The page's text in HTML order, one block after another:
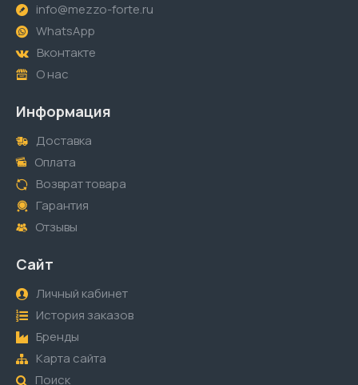
info@mezzo-forte.ru
WhatsApp
Вконтакте
О нас
Информация
Доставка
Оплата
Возврат товара
Гарантия
Отзывы
Сайт
Личный кабинет
История заказов
Бренды
Карта сайта
Поиск